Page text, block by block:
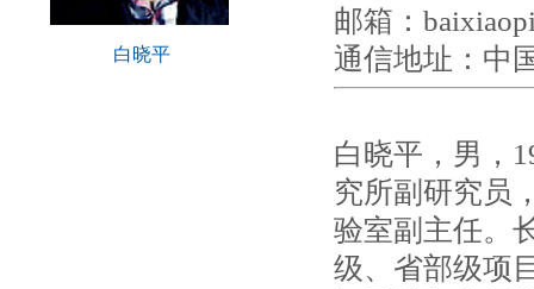
白晓平
邮箱：
通信地址：中
白晓平，男，
究所副研究员
验室副主任。
级、省部级项